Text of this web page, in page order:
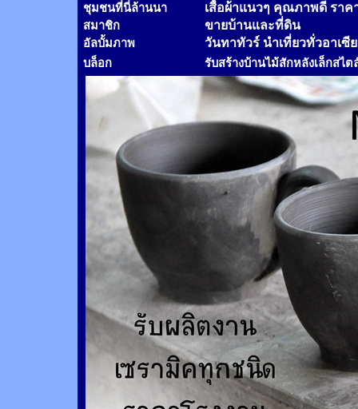
ชุมชนที่นี่ล้านนา เสื้อผ้าแนวๆ คุณภาพดี ราค
สมาชิก ขายบ้านและที่ดิน
อัลบั้มภาพ วันทาทัวร์ นำเที่ยวทั่วอาเซี
บล็อก รับสร้างบ้านไม้สักหลังเล็กสไต